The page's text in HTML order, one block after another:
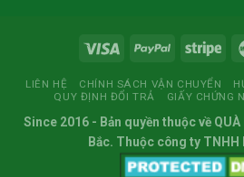
LIÊN HỆ CHÍNH SÁCH VẬN CHUYỂN
QUY ĐỊNH ĐỔI TRẢ
GIẤY CHỨNG
Since 2016 - Bản quyền thuộc về QUÀ
Bắc. Thuộc công ty TNHH